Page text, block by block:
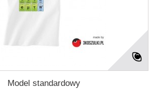
Model standardowy